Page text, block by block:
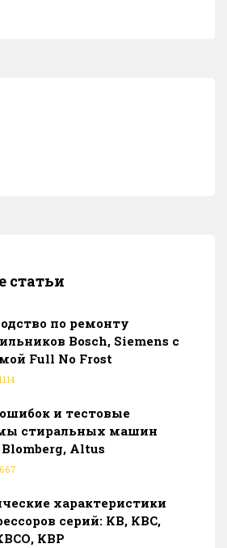
статьи
по ремонту
Bosch, Siemens с
Full No Frost
и тестовые
стиральных машин
Blomberg, Altus
характеристики
серий: КВ, КВС,
КВР